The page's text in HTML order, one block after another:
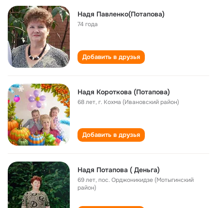
Надя Павленко(Потапова)
74 года
Добавить в друзья
Надя Короткова (Потапова)
68 лет,г. Кохма (Ивановский район)
Добавить в друзья
Надя Потапова ( Деньга)
69 лет,пос. Орджоникидзе (Мотыгинский
район)